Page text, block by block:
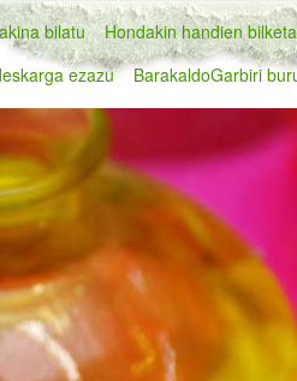
bilatu
Hondakin handien bilketa
ezazu
BarakaldoGarbiri